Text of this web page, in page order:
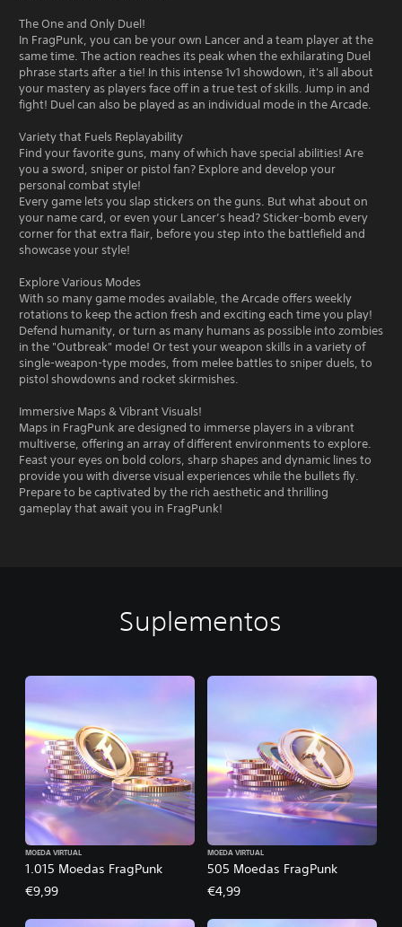
The One and Only Duel!
In FragPunk, you can be your own Lancer and a team player at the
same time. The action reaches its peak when the exhilarating Duel
phrase starts after a tie! In this intense 1v1 showdown, it's all about
your mastery as players face off in a true test of skills. Jump in and
fight! Duel can also be played as an individual mode in the Arcade.
Variety that Fuels Replayability
Find your favorite guns, many of which have special abilities! Are
you a sword, sniper or pistol fan? Explore and develop your
personal combat style!
Every game lets you slap stickers on the guns. But what about on
your name card, or even your Lancer’s head? Sticker-bomb every
corner for that extra flair, before you step into the battlefield and
showcase your style!
Explore Various Modes
With so many game modes available, the Arcade offers weekly
rotations to keep the action fresh and exciting each time you play!
Defend humanity, or turn as many humans as possible into zombies
in the "Outbreak" mode! Or test your weapon skills in a variety of
single-weapon-type modes, from melee battles to sniper duels, to
pistol showdowns and rocket skirmishes.
Immersive Maps & Vibrant Visuals!
Maps in FragPunk are designed to immerse players in a vibrant
multiverse, offering an array of different environments to explore.
Feast your eyes on bold colors, sharp shapes and dynamic lines to
provide you with diverse visual experiences while the bullets fly.
Prepare to be captivated by the rich aesthetic and thrilling
gameplay that await you in FragPunk!
Suplementos
1.015 Moedas FragPunk
MOEDA VIRTUAL
€9,99
505 Moedas FragPunk
MOEDA VIRTUAL
€4,99